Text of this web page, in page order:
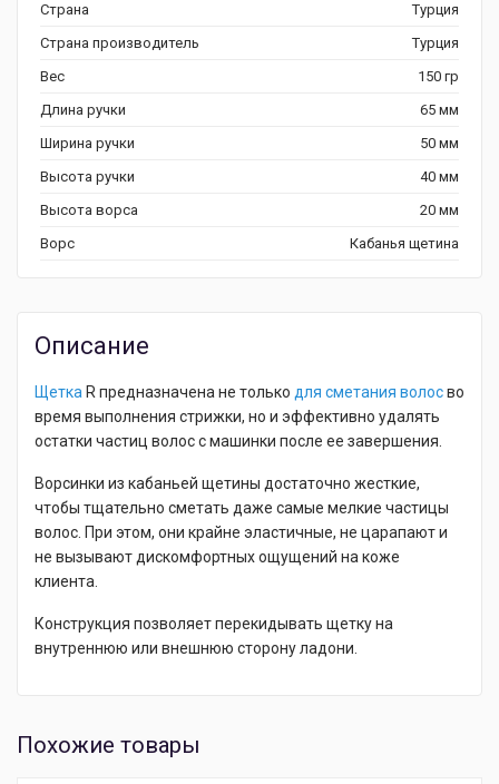
Страна
Турция
Страна производитель
Турция
Вес
150 гр
Длина ручки
65 мм
Ширина ручки
50 мм
Высота ручки
40 мм
Высота ворса
20 мм
Ворс
Кабанья щетина
Описание
Щетка R предназначена не только для сметания волосво
время выполнения стрижки, но и эффективно удалять
остатки частиц волос с машинки после ее завершения.
Ворсинки из кабаньей щетины достаточно жесткие,
чтобы тщательно сметать даже самые мелкие частицы
волос. При этом, они крайне эластичные, не царапают и
не вызывают дискомфортных ощущений на коже
клиента.
Конструкция позволяет перекидывать щетку на
внутреннюю или внешнюю сторону ладони.
Похожие товары